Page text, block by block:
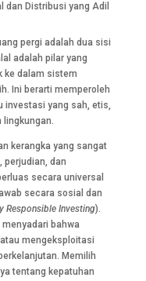
dan Distribusi yang Adil
pergi adalah dua sisi
adalah pilar yang
ke dalam sistem
Ini berarti memperoleh
investasi yang sah, etis,
lingkungan.
kerangka yang sangat
perjudian, dan
secara universal
secara sosial dan
Responsible Investing).
bahwa
mengeksploitasi
Memilih
tentang kepatuhan